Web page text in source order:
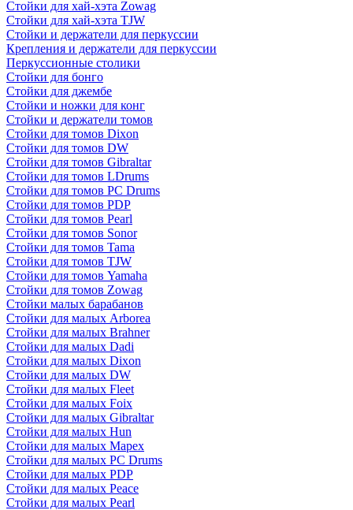
Стойки для хай-хэта Zowag
Стойки для хай-хэта TJW
Стойки и держатели для перкуссии
Крепления и держатели для перкуссии
Перкуссионные столики
Стойки для бонго
Стойки для джембе
Стойки и ножки для конг
Стойки и держатели томов
Стойки для томов Dixon
Стойки для томов DW
Стойки для томов Gibraltar
Стойки для томов LDrums
Стойки для томов PC Drums
Стойки для томов PDP
Стойки для томов Pearl
Стойки для томов Sonor
Стойки для томов Tama
Стойки для томов TJW
Стойки для томов Yamaha
Стойки для томов Zowag
Стойки малых барабанов
Стойки для малых Arborea
Стойки для малых Brahner
Стойки для малых Dadi
Стойки для малых Dixon
Стойки для малых DW
Стойки для малых Fleet
Стойки для малых Foix
Стойки для малых Gibraltar
Стойки для малых Hun
Стойки для малых Mapex
Стойки для малых PC Drums
Стойки для малых PDP
Стойки для малых Peace
Стойки для малых Pearl